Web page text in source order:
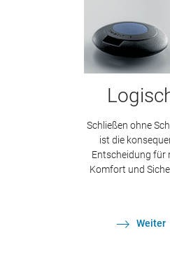
Schließen ohne
ist die
Entscheidung für
Komfort und
Weiter